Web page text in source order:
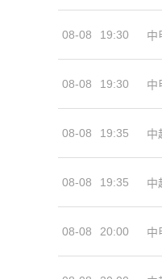
08-08 19:30 中
08-08 19:30 中
08-08 19:35 中
08-08 19:35 中
08-08 20:00 中